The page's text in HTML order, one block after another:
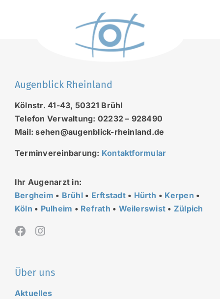
Augenblick Rheinland
Kölnstr. 41-43, 50321 Brühl
Telefon Verwaltung: 02232 – 928490
Mail: sehen@augenblick-rheinland.de
Terminvereinbarung: Kontaktformular
Ihr Augenarzt in:
Bergheim • Brühl • Erftstadt • Hürth • Kerpen •
Köln • Pulheim • Refrath • Weilerswist • Zülpich
Über uns
Aktuelles